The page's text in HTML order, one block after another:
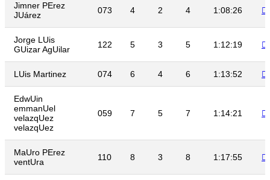
Jimner PErez
JUárez
073 4 2 4 1:08:26
Jorge LUis
GUizar AgUilar
122 5 3 5 1:12:19
LUis Martinez 074 6 4 6 1:13:52
EdwUin
emmanUel
velazqUez
velazqUez
059 7 5 7 1:14:21
MaUro PErez
ventUra
110 8 3 8 1:17:55